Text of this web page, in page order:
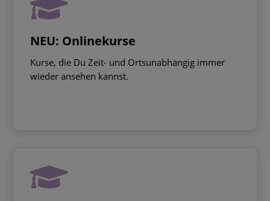

NEU: Onlinekurse
Kurse, die Du Zeit- und Ortsunabhängig immer
wieder ansehen kannst.
